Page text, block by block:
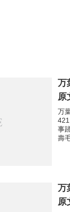
万
原
万
事
壽
万
原